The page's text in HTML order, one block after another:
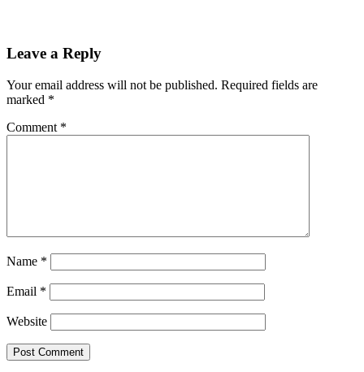
Leave a Reply
Your email address will not be published. Required fields are
marked *
Comment *
Name *
Email *
Website